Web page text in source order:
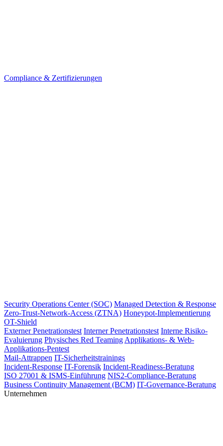
Compliance & Zertifizierungen
Security Operations Center (SOC) Managed Detection & Response
Zero-Trust-Network-Access (ZTNA) Honeypot-Implementierung
OT-Shield
Externer Penetrationstest Interner Penetrationstest Interne Risiko-
Evaluierung Physisches Red Teaming Applikations- & Web-
Applikations-Pentest
Mail-Attrappen IT-Sicherheitstrainings
Incident-Response IT-Forensik Incident-Readiness-Beratung
ISO 27001 & ISMS-Einführung NIS2-Compliance-Beratung
Business Continuity Management (BCM) IT-Governance-Beratung
Unternehmen